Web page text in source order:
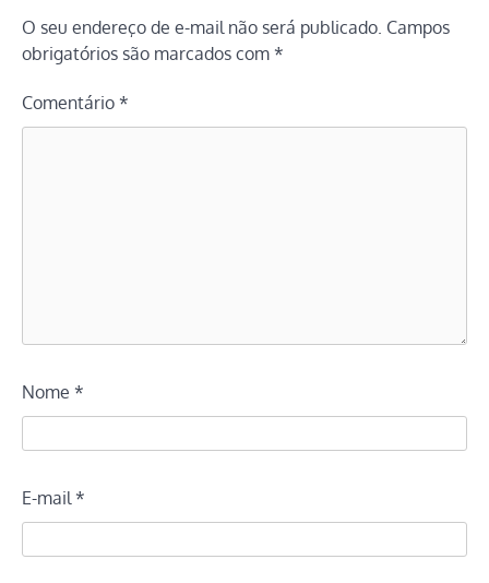
O seu endereço de e-mail não será publicado. Campos
obrigatórios são marcados com *
Comentário *
Nome *
E-mail*